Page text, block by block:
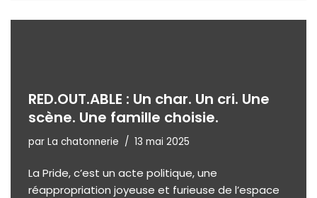
RED.OUT.ABLE : Un char. Un cri. Une
scène. Une famille choisie.
par La chatonnerie 13 mai 2025
La Pride, c’est un acte politique, une
réappropriation joyeuse et furieuse de l’espace